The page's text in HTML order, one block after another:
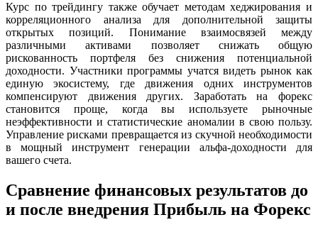
Курс по трейдингу также обучает методам хеджирования и
корреляционного анализа для дополнительной защиты
открытых позиций. Понимание взаимосвязей между
различными активами позволяет снижать общую
рискованность портфеля без снижения потенциальной
доходности. Участники программы учатся видеть рынок как
единую экосистему, где движения одних инструментов
компенсируют движения других. Заработать на форекс
становится проще, когда вы используете рыночные
неэффективности и статистические аномалии в свою пользу.
Управление рисками превращается из скучной необходимости
в мощный инструмент генерации альфа-доходности для
вашего счета.
Сравнение финансовых результатов до
и после внедрения Прибыль на Форекс